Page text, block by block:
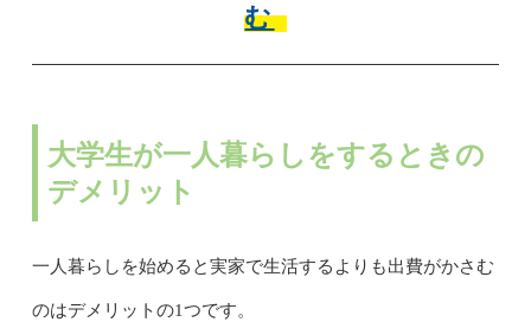
む
大学生が一人暮らしをするときの
デメリット
一人暮らしを始めると実家で生活するよりも出費がかさむ
のはデメリットの1つです。